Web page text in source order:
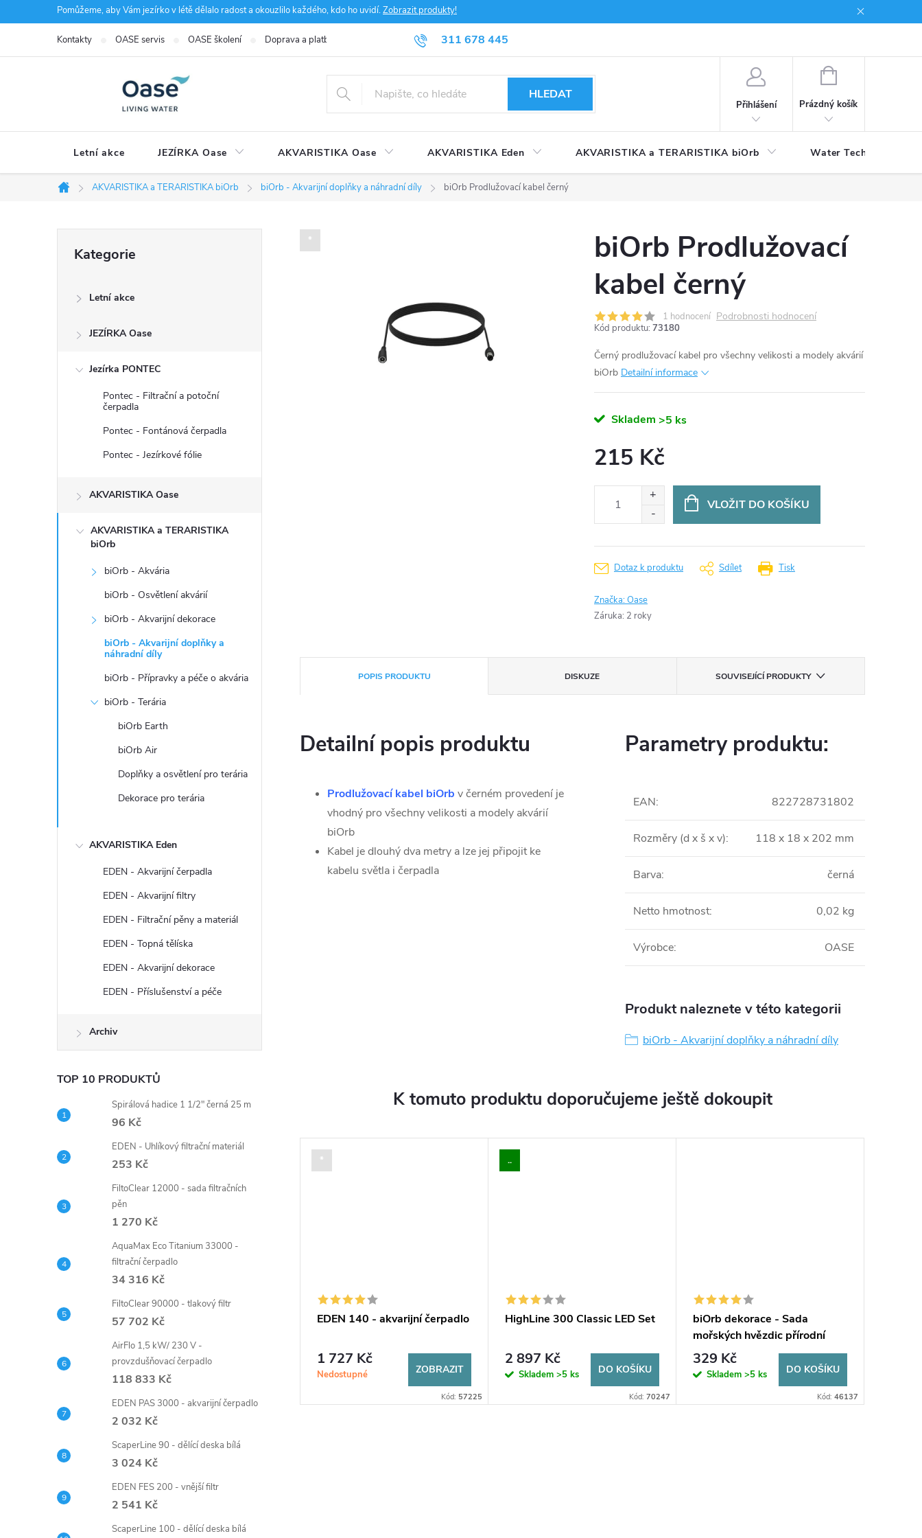
na
Pomůžeme, aby Vám jezírko v létě dělalo radost a okouzlilo každého, kdo ho uvidí.Zobrazit produkty!
311 678 445
Kontakty OASE servis OASE školení Doprava a platba Obchodní podmínky Ochrana údajů
HLEDAT
Přihlášení
NÁKUPNÍ
Prázdný košík
Letní akce JEZÍRKA Oase AKVARISTIKA Oase AKVARISTIKA Eden AKVARISTIKA a TERARISTIKA biOrb Water Technology
Domů
AKVARISTIKA a TERARISTIKA biOrb biOrb - Akvarijní doplňky a náhradní díly biOrb Prodlužovací kabel černý
í
kategorie
Kategorie
Letní akce
JEZÍRKA Oase
Jezírka PONTEC
Pontec - Filtrační a potoční
čerpadla
Pontec - Fontánová čerpadla
Pontec - Jezírkové fólie
AKVARISTIKA Oase
AKVARISTIKA a TERARISTIKA
biOrb
biOrb - Akvária
biOrb - Osvětlení akvárií
biOrb - Akvarijní dekorace
biOrb - Akvarijní doplňky a
náhradní díly
biOrb - Přípravky a péče o akvária
biOrb - Terária
biOrb Earth
biOrb Air
Doplňky a osvětlení pro terária
Dekorace pro terária
AKVARISTIKA Eden
EDEN - Akvarijní čerpadla
EDEN - Akvarijní filtry
EDEN - Filtrační pěny a materiál
EDEN - Topná tělíska
EDEN - Akvarijní dekorace
EDEN - Příslušenství a péče
Archiv
TOP 10 PRODUKTŮ
Spirálová hadice 1 1/2" černá 25 m
96 Kč
EDEN - Uhlíkový filtrační materiál
253 Kč
FiltoClear 12000 - sada filtračních
pěn
1 270 Kč
AquaMax Eco Titanium 33000 -
filtrační čerpadlo
34 316 Kč
FiltoClear 90000 - tlakový filtr
57 702 Kč
AirFlo 1,5 kW/ 230 V -
provzdušňovací čerpadlo
118 833 Kč
EDEN PAS 3000 - akvarijní čerpadlo
2 032 Kč
ScaperLine 90 - dělící deska bílá
3 024 Kč
EDEN FES 200 - vnější filtr
2 541 Kč
ScaperLine 100 - dělící deska bílá
*
biOrb Prodlužovací
kabel černý
1 hodnocení Podrobnosti hodnocení
Kód produktu: 73180
Černý prodlužovací kabel pro všechny velikosti a modely akvárií
biOrb Detailní informace
Skladem >5 ks
215 Kč
VLOŽIT DO KOŠÍKU
Tisk
Dotaz k produktu Sdílet
Značka:Oase
Záruka: 2 roky
POPIS PRODUKTU DISKUZE SOUVISEJÍCÍ PRODUKTY
Detailní popis produktu
Prodlužovací kabel biOrb v černém provedení je
vhodný pro všechny velikosti a modely akvárií
biOrb
Kabel je dlouhý dva metry a lze jej připojit ke
kabelu světla i čerpadla
Parametry produktu:
EAN: 822728731802
Rozměry (d x š x v): 118 x 18 x 202 mm
Barva: černá
Netto hmotnost: 0,02 kg
Výrobce: OASE
Produkt naleznete v této kategorii
biOrb - Akvarijní doplňky a náhradní díly
K tomuto produktu doporučujeme ještě dokoupit
*
EDEN 140 - akvarijní čerpadlo
1 727 Kč
Nedostupné ZOBRAZIT
Kód: 57225
..
HighLine 300 Classic LED Set
2 897 Kč
Skladem >5 ks DO KOŠÍKU
Kód: 70247
biOrb dekorace - Sada
mořských hvězdic přírodní
329 Kč
Skladem >5 ks DO KOŠÍKU
Kód: 46137